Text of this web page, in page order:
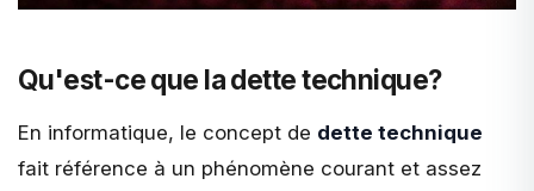
Qu'est-ce que la dette technique?
En informatique, le concept de dette technique
fait référence à un phénomène courant et assez